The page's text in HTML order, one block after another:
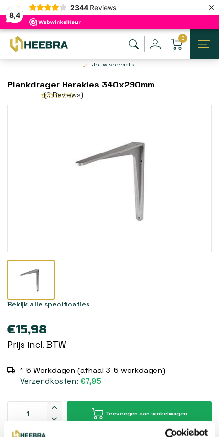
8,4
2344 Reviews ×
0
Jouw specialist
Plankdrager Herakles 340x290mm
(0 Reviews)
Bekijk alle specificaties
€15,98
Prijs incl. BTW
1-5 Werkdagen (afhaal 3-5 werkdagen)
Verzendkosten: €7,95
Toevoegen aan winkelwagen